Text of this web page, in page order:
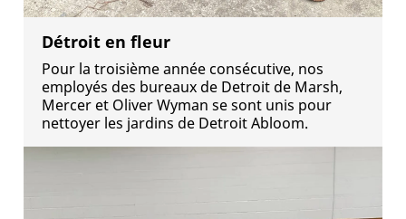
Détroit en fleur
Pour la troisième année consécutive, nos
employés des bureaux de Detroit de Marsh,
Mercer et Oliver Wyman se sont unis pour
nettoyer les jardins de Detroit Abloom.